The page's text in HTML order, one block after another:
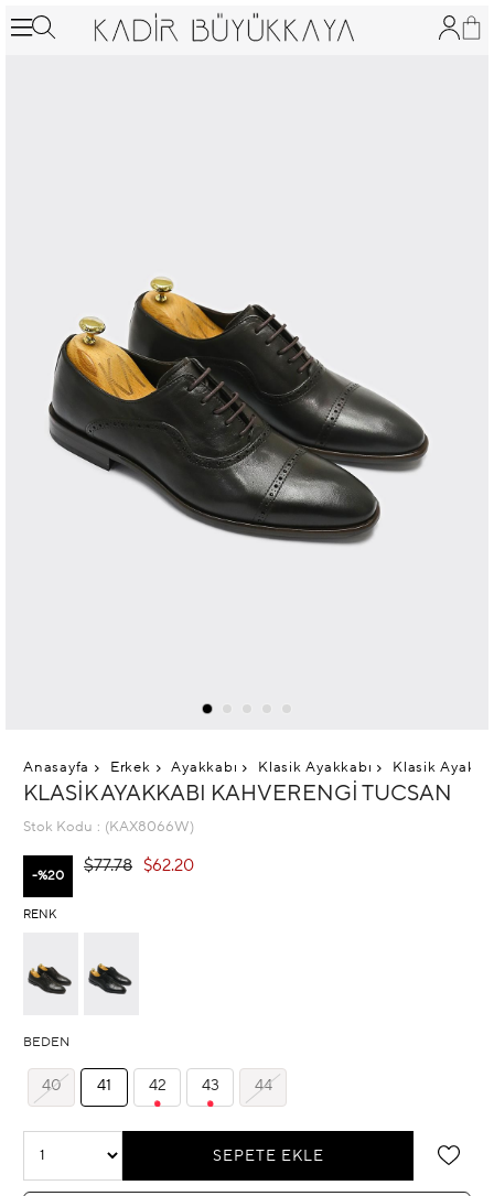
Anasayfa Erkek Ayakkabı Klasik Ayakkabı Klasik
KLASIK AYAKKABI KAHVERENGI TUCSAN
Stok Kodu (KAX8066W)
20
$77.78 $62.20
RENK
BEDEN
40 41 42 43 44